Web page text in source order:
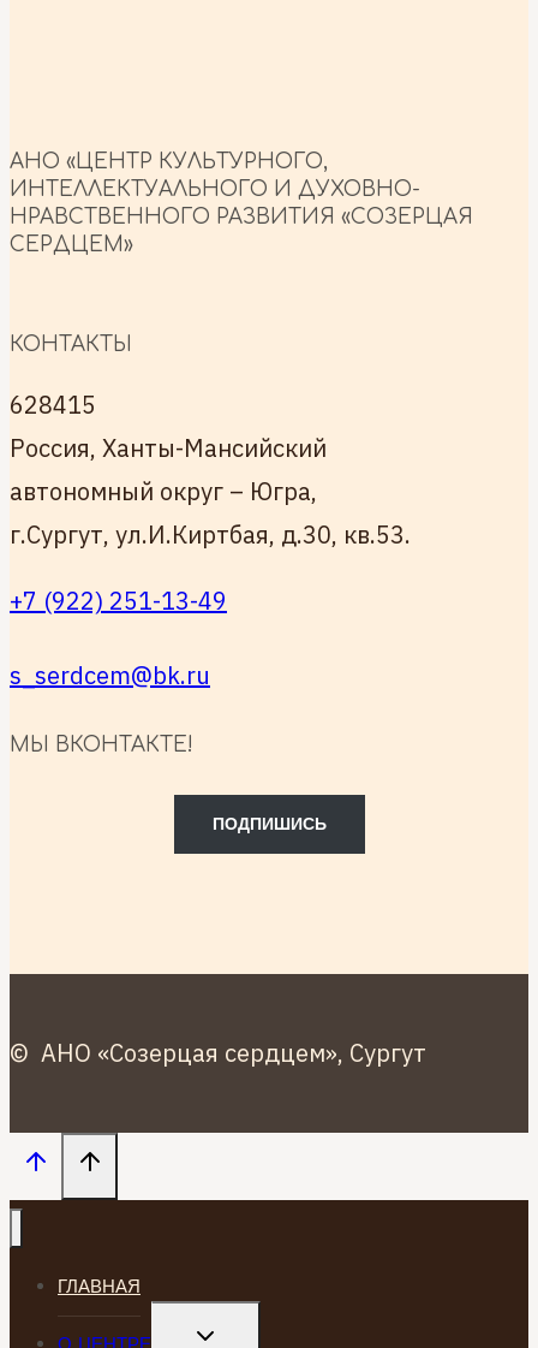
АНО «ЦЕНТР КУЛЬТУРНОГО,
ИНТЕЛЛЕКТУАЛЬНОГО И ДУХОВНО-
НРАВСТВЕННОГО РАЗВИТИЯ «СОЗЕРЦАЯ
СЕРДЦЕМ»
КОНТАКТЫ
628415
Россия, Ханты-Мансийский
автономный округ – Югра,
г.Сургут, ул.И.Киртбая, д.30, кв.53.
+7 (922) 251-13-49
s_serdcem@bk.ru
МЫ ВКОНТАКТЕ!
ПОДПИШИСЬ
© АНО «Созерцая сердцем», Сургут
ГЛАВНАЯ
О ЦЕНТРЕ
TOGGLE